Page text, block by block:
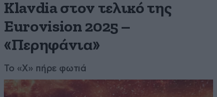
Klavdia στον τελικό της
Eurovision 2025 –
«Περηφάνια»
Το «Χ» πήρε φωτιά